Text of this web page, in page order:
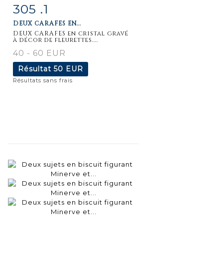
Fiche
détaillée
305 .1
DEUX CARAFES EN...
DEUX CARAFES en cristal gravé
à décor de fleurettes....
40 - 60 EUR
Résultat 50 EUR
Résultats sans frais